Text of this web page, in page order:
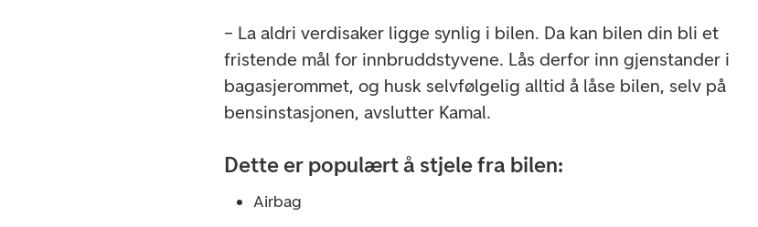
– La aldri verdisaker ligge synlig i bilen. Da kan bilen din bli et
fristende mål for innbruddstyvene. Lås derfor inn gjenstander i
bagasjerommet, og husk selvfølgelig alltid å låse bilen, selv på
bensinstasjonen, avslutter Kamal.
Dette er populært å stjele fra bilen:
Airbag